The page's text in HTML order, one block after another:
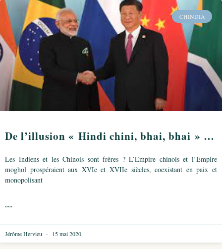
CHINDIA
De l’illusion « Hindi chini, bhai, bhai » …
Les Indiens et les Chinois sont frères ? L’Empire chinois et l’Empire
moghol prospéraient aux XVIe et XVIIe siècles, coexistant en paix et
monopolisant
.....
Jérôme Hervieu 15 mai 2020